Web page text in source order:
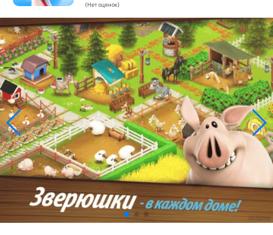
(Нет оценок)